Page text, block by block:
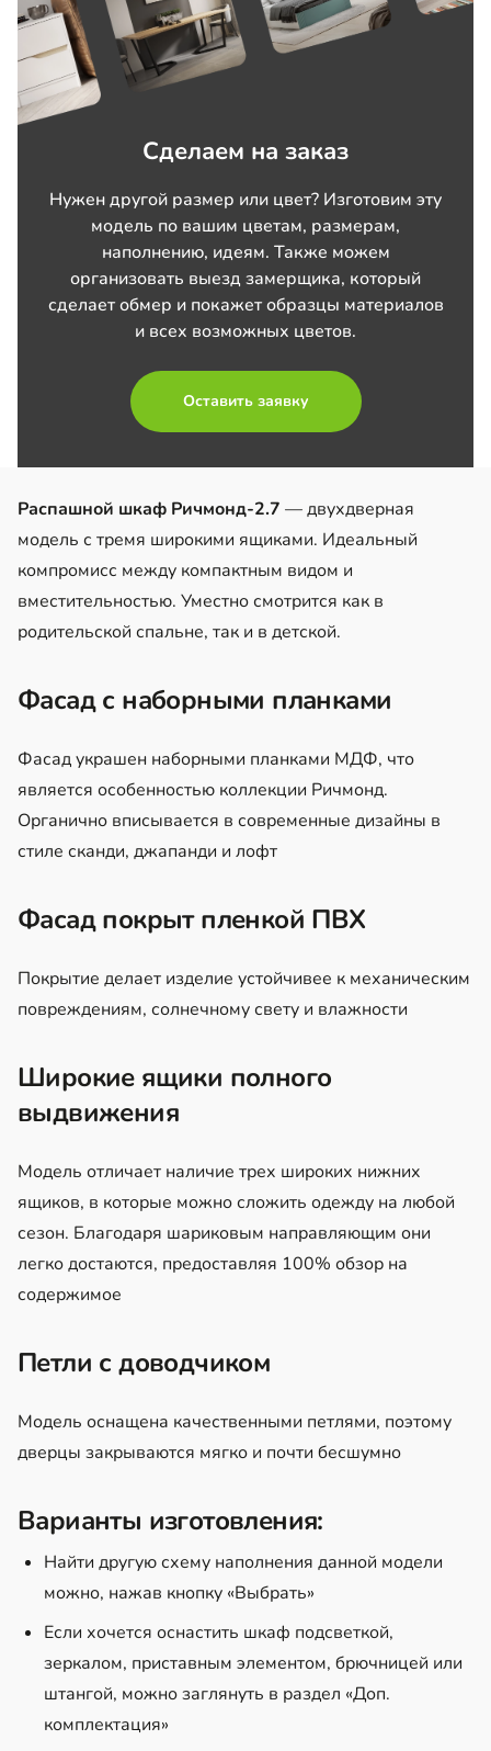
Сделаем на заказ
Нужен другой размер или цвет? Изготовим эту
модель по вашим цветам, размерам,
наполнению, идеям. Также можем
организовать выезд замерщика, который
сделает обмер и покажет образцы материалов
и всех возможных цветов.
Оставить заявку
Распашной шкаф Ричмонд‑2.7 — двухдверная
модель с тремя широкими ящиками. Идеальный
компромисс между компактным видом и
вместительностью. Уместно смотрится как в
родительской спальне, так и в детской.
Фасад с наборными планками
Фасад украшен наборными планками МДФ, что
является особенностью коллекции Ричмонд.
Органично вписывается в современные дизайны в
стиле сканди, джапанди и лофт
Фасад покрыт пленкой ПВХ
Покрытие делает изделие устойчивее к механическим
повреждениям, солнечному свету и влажности
Широкие ящики полного
выдвижения
Модель отличает наличие трех широких нижних
ящиков, в которые можно сложить одежду на любой
сезон. Благодаря шариковым направляющим они
легко достаются, предоставляя 100% обзор на
содержимое
Петли с доводчиком
Модель оснащена качественными петлями, поэтому
дверцы закрываются мягко и почти бесшумно
Варианты изготовления:
Найти другую схему наполнения данной модели
можно, нажав кнопку «Выбрать»
Если хочется оснастить шкаф подсветкой,
зеркалом, приставным элементом, брючницей или
штангой, можно заглянуть в раздел «Доп.
комплектация»